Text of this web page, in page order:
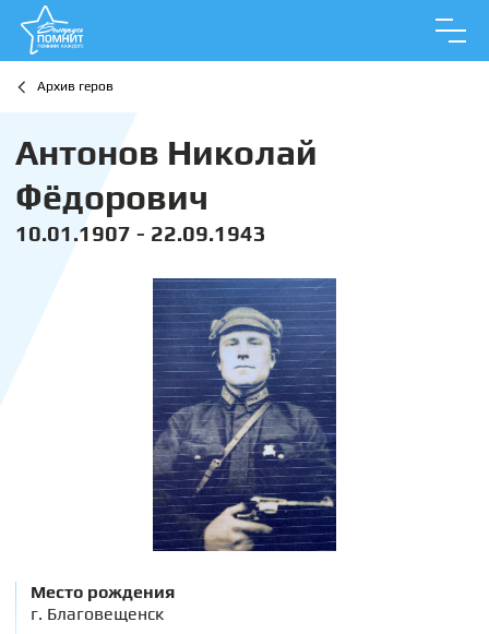
Архив геров
Антонов Николай
Фёдорович
10.01.1907 - 22.09.1943
Место рождения
г. Благовещенск